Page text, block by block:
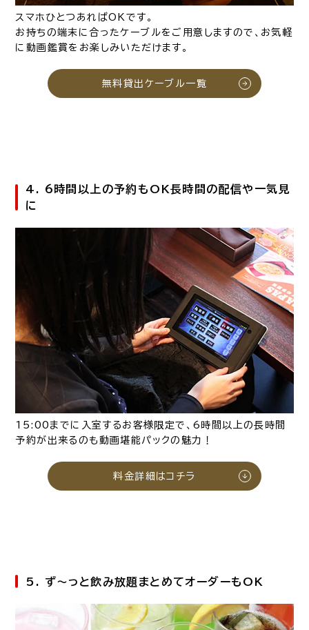
スマホひとつあればOKです。
お持ちの端末に合ったケーブルをご用意しますので、お気軽
に動画鑑賞をお楽しみいただけます。
無料貸出ケーブル一覧
4. 6時間以上の予約もOK長時間の配信や一気見
に
15:00までに入室するお客様限定で、6時間以上の長時間
予約が出来るのも動画堪能パックの魅力！
料金詳細はコチラ
5. ず～っと飲み放題まとめてオーダーもOK